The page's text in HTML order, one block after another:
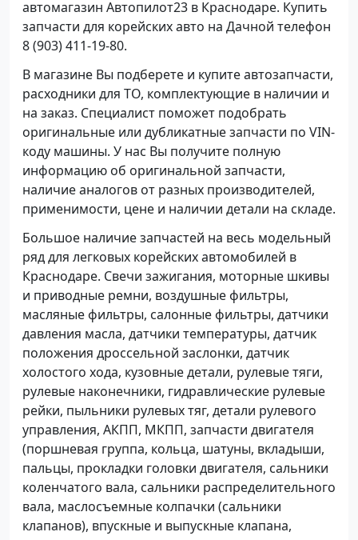
автомагазин Автопилот23 в Краснодаре. Купить
запчасти для корейских авто на Дачной телефон
8 (903) 411-19-80.
В магазине Вы подберете и купите автозапчасти,
расходники для ТО, комплектующие в наличии и
на заказ. Специалист поможет подобрать
оригинальные или дубликатные запчасти по VIN-
коду машины. У нас Вы получите полную
информацию об оригинальной запчасти,
наличие аналогов от разных производителей,
применимости, цене и наличии детали на складе.
Большое наличие запчастей на весь модельный
ряд для легковых корейских автомобилей в
Краснодаре. Свечи зажигания, моторные шкивы
и приводные ремни, воздушные фильтры,
масляные фильтры, салонные фильтры, датчики
давления масла, датчики температуры, датчик
положения дроссельной заслонки, датчик
холостого хода, кузовные детали, рулевые тяги,
рулевые наконечники, гидравлические рулевые
рейки, пыльники рулевых тяг, детали рулевого
управления, АКПП, МКПП, запчасти двигателя
(поршневая группа, кольца, шатуны, вкладыши,
пальцы, прокладки головки двигателя, сальники
коленчатого вала, сальники распределительного
вала, маслосъемные колпачки (сальники
клапанов), впускные и выпускные клапана,